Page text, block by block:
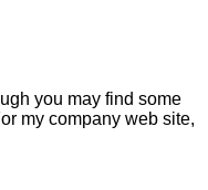
you may find some
my company web site,